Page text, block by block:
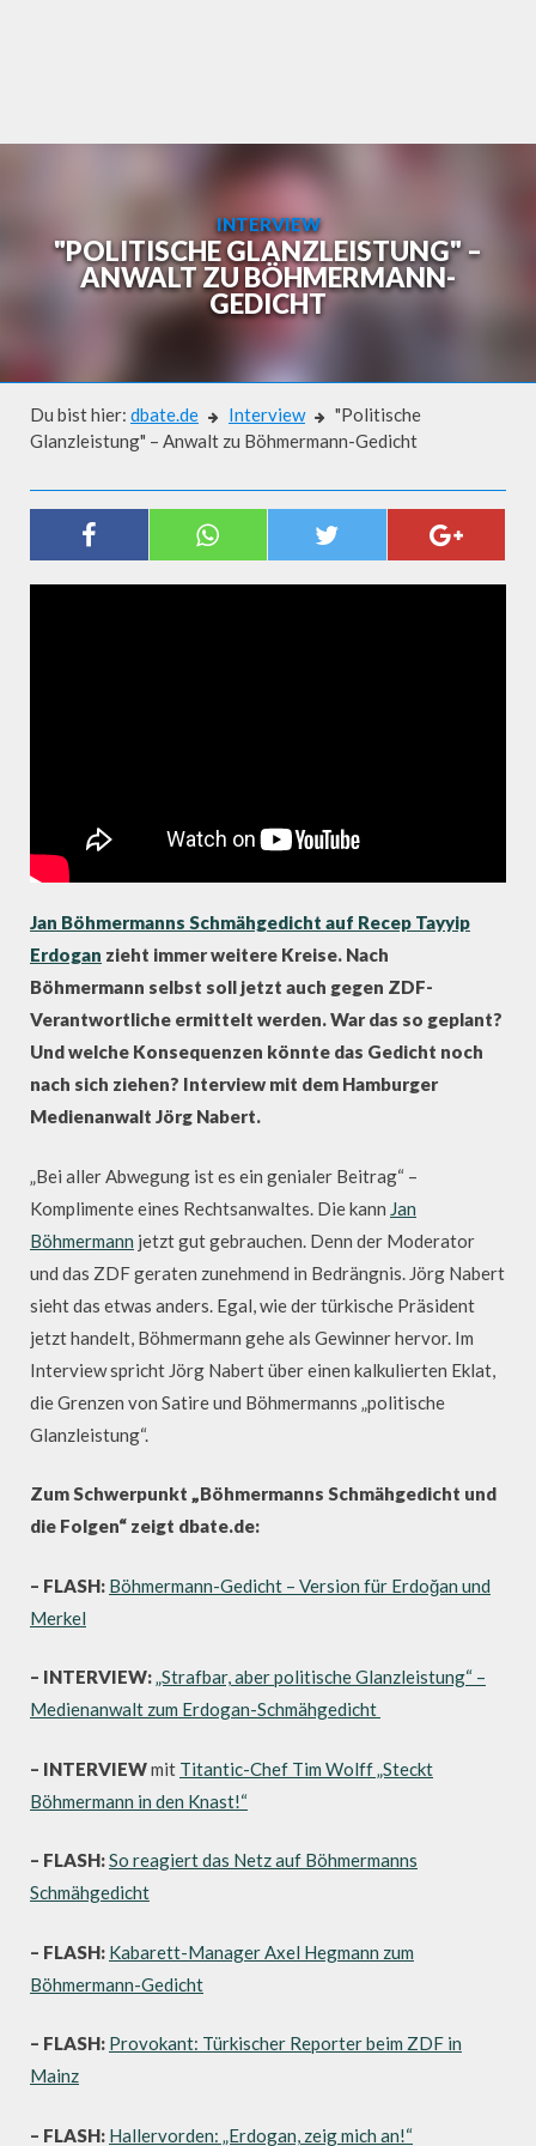
INTERVIEW
"POLITISCHE GLANZLEISTUNG" –
ANWALT ZU BÖHMERMANN-
GEDICHT
Du bist hier: dbate.de Interview
"Politische
Glanzleistung" – Anwalt zu Böhmermann-Gedicht
"POLITISCHE GLANZLEISTUNG" –
ANWALT ZU BÖHMERMANN-
GEDICHT
Jan Böhmermanns Schmähgedicht auf Recep Tayyip
Erdogan zieht immer weitere Kreise. Nach
Böhmermann selbst soll jetzt auch gegen ZDF-
Verantwortliche ermittelt werden. War das so geplant?
Und welche Konsequenzen könnte das Gedicht noch
nach sich ziehen? Interview mit dem Hamburger
Medienanwalt Jörg Nabert.
„Bei aller Abwegung ist es ein genialer Beitrag“ –
Komplimente eines Rechtsanwaltes. Die kann Jan
Böhmermann jetzt gut gebrauchen. Denn der Moderator
und das ZDF geraten zunehmend in Bedrängnis. Jörg Nabert
sieht das etwas anders. Egal, wie der türkische Präsident
jetzt handelt, Böhmermann gehe als Gewinner hervor. Im
Interview spricht Jörg Nabert über einen kalkulierten Eklat,
die Grenzen von Satire und Böhmermanns „politische
Glanzleistung“.
Zum Schwerpunkt „Böhmermanns Schmähgedicht und
die Folgen“ zeigt dbate.de:
– FLASH: Böhmermann-Gedicht – Version für Erdoğan und
Merkel
– INTERVIEW:„Strafbar, aber politische Glanzleistung“ –
Medienanwalt zum Erdogan-Schmähgedicht
– INTERVIEWmit Titantic-Chef Tim Wolff „Steckt
Böhmermann in den Knast!“
– FLASH:So reagiert das Netz auf Böhmermanns
Schmähgedicht
– FLASH: Kabarett-Manager Axel Hegmann zum
Böhmermann-Gedicht
– FLASH: Provokant: Türkischer Reporter beim ZDF in
Mainz
– FLASH: Hallervorden: „Erdogan, zeig mich an!“